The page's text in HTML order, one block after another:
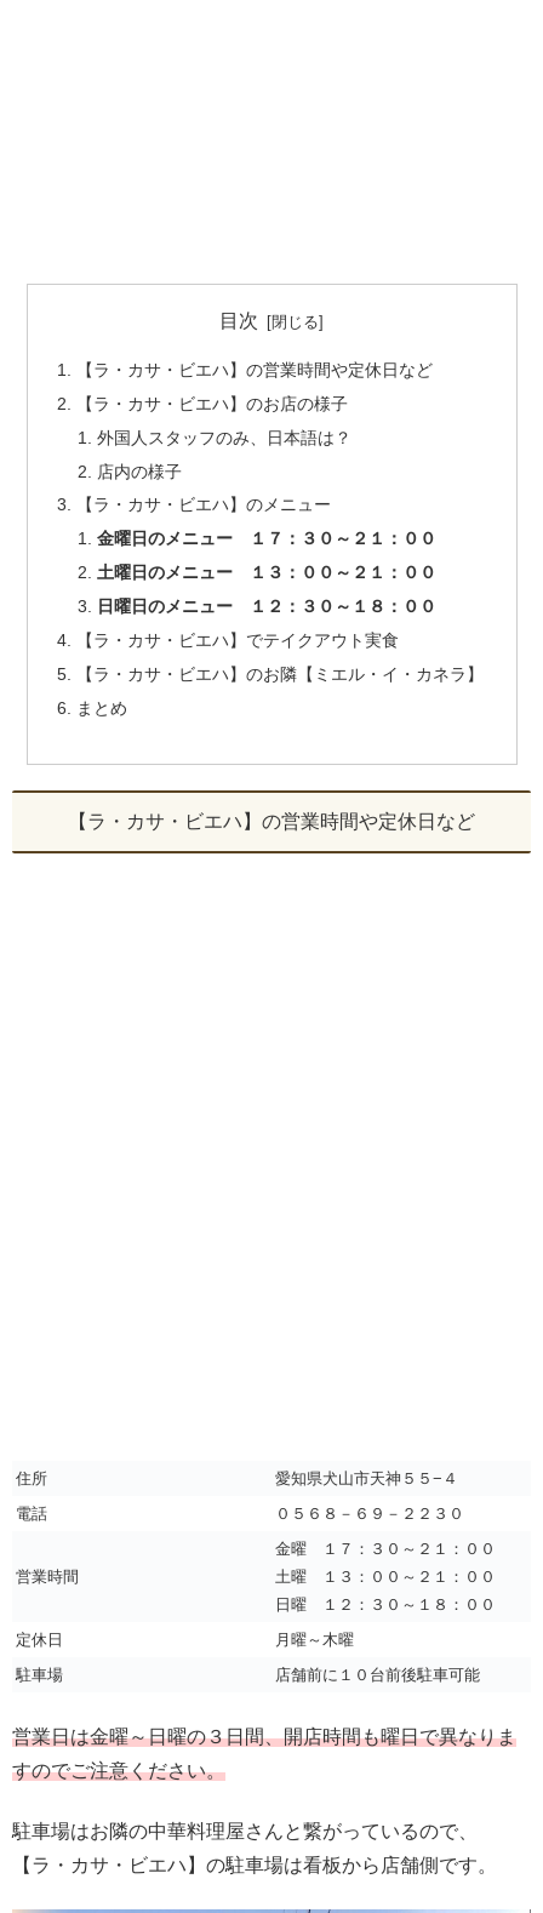
目次
【ラ・カサ・ビエハ】の営業時間や定休日など
【ラ・カサ・ビエハ】のお店の様子
外国人スタッフのみ、日本語は？
店内の様子
【ラ・カサ・ビエハ】のメニュー
金曜日のメニュー １７：３０～２１：００
土曜日のメニュー １３：００～２１：００
日曜日のメニュー １２：３０～１８：００
【ラ・カサ・ビエハ】でテイクアウト実食
【ラ・カサ・ビエハ】のお隣【ミエル・イ・カネラ】
まとめ
【ラ・カサ・ビエハ】の営業時間や定休日など
住所
愛知県犬山市天神５５−４
電話
０５６８－６９－２２３０
営業時間
金曜 １７：３０～２１：００
土曜 １３：００～２１：００
日曜 １２：３０～１８：００
定休日
月曜～木曜
駐車場
店舗前に１０台前後駐車可能
営業日は金曜～日曜の３日間、開店時間も曜日で異なりま
すのでご注意ください。
駐車場はお隣の中華料理屋さんと繋がっているので、
【ラ・カサ・ビエハ】の駐車場は看板から店舗側です。